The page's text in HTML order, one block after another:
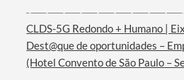
CLDS-5G Redondo + Humano |
Dest@que de oportunidades –
(Hotel Convento de São Paulo –